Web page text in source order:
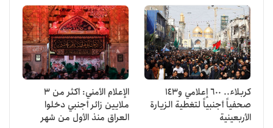
كربلاء.. 600 إعلامي و143
صحفياً أجنبياً لتغطية الزيارة
الأربعينية
الإعلام الأمني: أكثر من 3
ملايين زائر أجنبي دخلوا
العراق منذ الأول من شهر